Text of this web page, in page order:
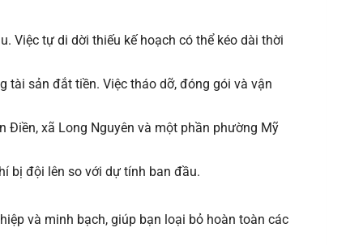
Việc tự di dời thiếu kế hoạch có thể kéo dài thời
tài sản đắt tiền. Việc tháo dỡ, đóng gói và vận
xã Long Nguyên và một phần phường Mỹ
bị đội lên so với dự tính ban đầu.
và minh bạch, giúp bạn loại bỏ hoàn toàn các